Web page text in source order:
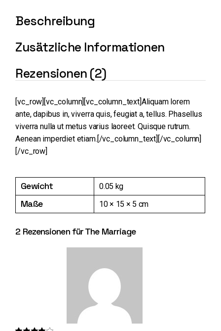
Beschreibung
Zusätzliche Informationen
Rezensionen (2)
[vc_row][vc_column][vc_column_text]Aliquam lorem
ante, dapibus in, viverra quis, feugiat a, tellus. Phasellus
viverra nulla ut metus varius laoreet. Quisque rutrum.
Aenean imperdiet etiam.[/vc_column_text][/vc_column]
[/vc_row]
Gewicht 0.05 kg
Maße 10 × 15 × 5 cm
2 Rezensionen fürThe Marriage